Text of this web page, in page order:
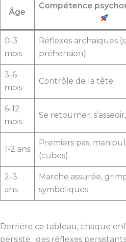
Âge
Compétence
0-3
mois
Réflexes archaïques
préhension)
3-6
mois
Contrôle de la tête
6-12
mois
Se retourner,
1-2 ans
Premiers pas,
(cubes)
2-3
ans
Marche assurée,
symboliques
Derrière ce tableau, chaque
persiste : des réflexes